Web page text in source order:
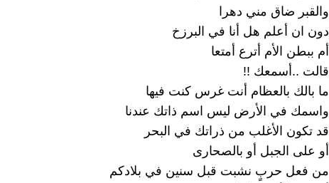
والقبر ضاق مني دهرا
دون ان أعلم هل أنا في البرزخ
أم ببطن الأم أترع أمتعا
قالت ..أسمعك !!
ما بالك بالعظام أنت غرس كنت فيها
واسمك في الأرض ليس اسم ذاتك عندنا
قد تكون الأغلب من ذراتك في البحر
أو على الجبل أو بالصحارى
من فعل حربٍ نشبت قبل سنين في بلادكم